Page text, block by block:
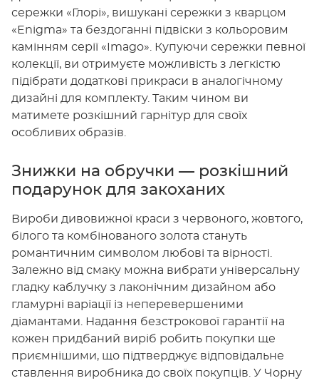
сережки «Глорі», вишукані сережки з кварцом
«Enigma» та бездоганні підвіски з кольоровим
камінням серії «Imago». Купуючи сережки певної
колекції, ви отримуєте можливість з легкістю
підібрати додаткові прикраси в аналогічному
дизайні для комплекту. Таким чином ви
матимете розкішний гарнітур для своїх
особливих образів.
Знижки на обручки — розкішний
подарунок для закоханих
Вироби дивовижної краси з червоного, жовтого,
білого та комбінованого золота стануть
романтичним символом любові та вірності.
Залежно від смаку можна вибрати універсальну
гладку каблучку з лаконічним дизайном або
гламурні варіації із неперевершеними
діамантами. Надання безстрокової гарантії на
кожен придбаний виріб робить покупки ще
приємнішими, що підтверджує відповідальне
ставлення виробника до своїх покупців. У Чорну